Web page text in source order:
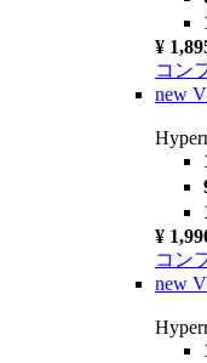
¥
コン
new
¥
コン
new